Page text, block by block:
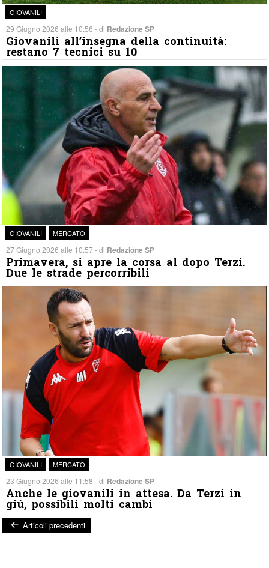
GIOVANILI
29 Giugno 2026 alle 10:56 - di Redazione SP
Giovanili all’insegna della continuità:
restano 7 tecnici su 10
GIOVANILI MERCATO
27 Giugno 2026 alle 10:57 - di Redazione SP
Primavera, si apre la corsa al dopo Terzi.
Due le strade percorribili
GIOVANILI MERCATO
23 Giugno 2026 alle 11:58 - di Redazione SP
Anche le giovanili in attesa. Da Terzi in
giù, possibili molti cambi
Articoli precedenti